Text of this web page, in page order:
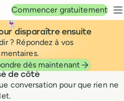
Commencer gratuitement
Community
👻
disparaître ensuite
? Répondez à vos
dès maintenant
de côté
conversation pour que rien ne